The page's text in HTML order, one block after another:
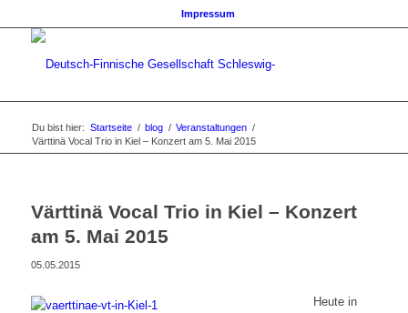
Impressum
Du bist hier: Startseite / blog / Veranstaltungen /
Värttinä Vocal Trio in Kiel – Konzert am 5. Mai 2015
Värttinä Vocal Trio in Kiel – Konzert
am 5. Mai 2015
05.05.2015
Heute in